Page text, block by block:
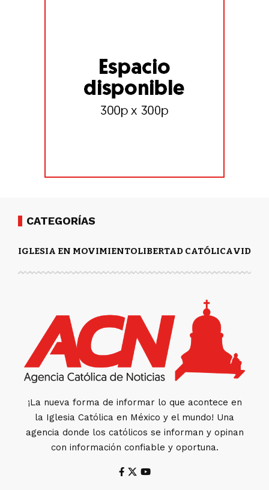
CATEGORÍAS
IGLESIA EN MOVIMIENTOLIBERTAD CATÓLICAVIDA
¡La nueva forma de informar lo que acontece en
la Iglesia Católica en México y el mundo! Una
agencia donde los católicos se informan y opinan
con información confiable y oportuna.